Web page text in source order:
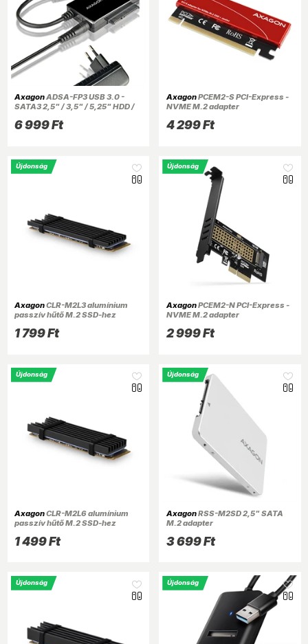
AxagonADSA-FP3 USB 3.0 -
SATA3 2,5" / 3,5" / 5,25" HDD /
6 999 Ft
AxagonPCEM2-S PCI-Express -
NVME M.2 adapter
4 299 Ft
Újdonság
AxagonCLR-M2L3 alumínium
passzív hűtő M.2 SSD-hez
1 799 Ft
Újdonság
AxagonPCEM2-N PCI-Express -
NVME M.2 adapter
2 999 Ft
Újdonság
AxagonCLR-M2L6 alumínium
passzív hűtő M.2 SSD-hez
1 499 Ft
Újdonság
AxagonRSS-M2SD 2,5" SATA
M.2 adapter
3 699 Ft
Újdonság Újdonság